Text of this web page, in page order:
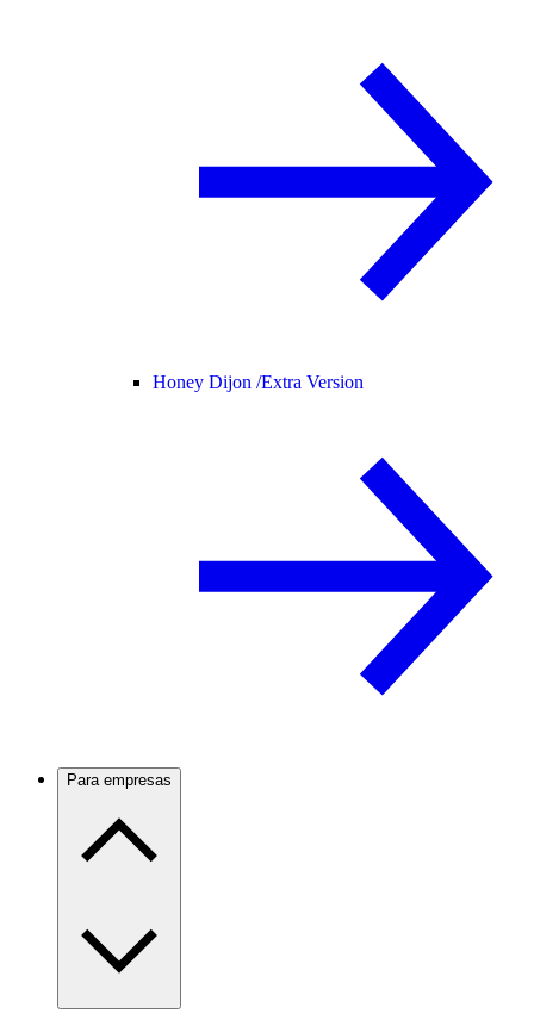
Honey Dijon /Extra Version
Para empresas